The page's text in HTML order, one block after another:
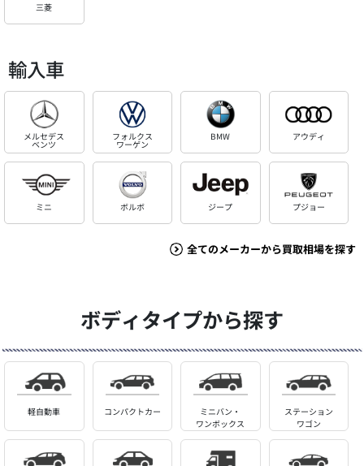
三菱
輸入車
メルセデス
ベンツ
フォルクス
ワーゲン
BMW アウディ
ミニ ボルボ ジープ プジョー
全てのメーカーから買取相場を探す
ボディタイプから探す
軽自動車 コンパクトカー
ミニバン・
ワンボックス
ステーション
ワゴン